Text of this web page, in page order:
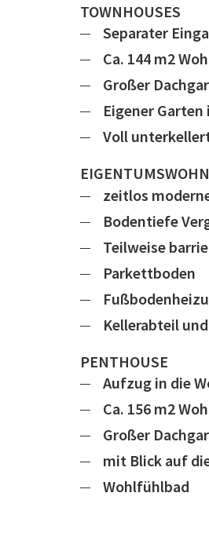
TOWNHOUSES
Separater
Ca. 144 m2
Großer
Eigener Garten
Voll
zeitlos
Bodentiefe
Teilweise
Parkettboden
Kellerabteil
PENTHOUSE
Aufzug in die
Ca. 156 m2
Großer
mit Blick auf
Wohlfühlbad